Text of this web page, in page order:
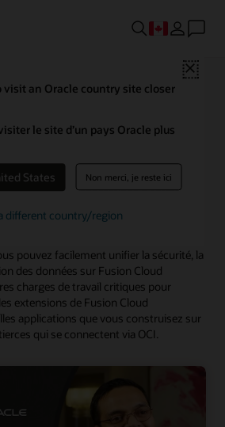
Close
visit an Oracle country site closer
le site d’un pays Oracle plus
States Non merci, je reste ici
different country/region
Fusion Cloud
Oracle Cloud
sont un duo gagnant
et des applications d'entreprise
sécurisée et connectée qui vous aide à
fonctionnels de votre entreprise. Parce
pouvez facilement unifier la sécurité, la
des données sur Fusion Cloud
charges de travail critiques pour
extensions de Fusion Cloud
applications que vous construisez sur
qui se connectent via OCI.